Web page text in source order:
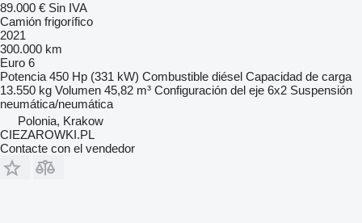
89.000 € Sin IVA
Camión frigorífico
2021
300.000 km
Euro 6
Potencia 450 Hp (331 kW) Combustible diésel Capacidad de carga
13.550 kg Volumen 45,82 m³ Configuración del eje 6x2 Suspensión
neumática/neumática
Polonia, Krakow
CIEZAROWKI.PL
Contacte con el vendedor